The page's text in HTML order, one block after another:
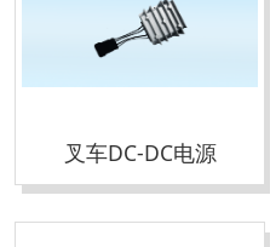
叉车DC-DC电源